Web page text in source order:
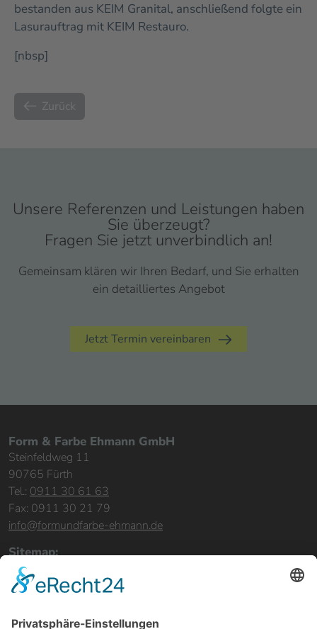
bestanden aus KEIM Granital, anschließend folgte ein
Lasurauftrag mit KEIM Restauro.
[nbsp]
Zurück
Unsere Referenzen und Leistungen haben
Sie überzeugt?
Fragen Sie jetzt unverbindlich an!
Gemeinsam klären wir Ihren Bedarf, und Sie erhalten
ein detailliertes Angebot
Jetzt Termin vereinbaren
Form & Farbe Ehmann GmbH
Steinfeldweg 11
90765 Fürth
Tel.: 0911 30 61 63
Fax: 0911 30 21 79
info@formundfarbe-ehmann.de
Sitemap:
Home
Leistungen
Referenzen